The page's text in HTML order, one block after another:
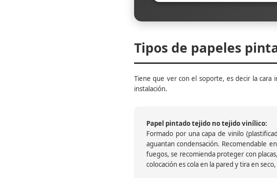
Tipos de papeles
Tiene que ver con el soporte, es decir la
instalación.
Papel pintado tejido no tejido vinílico:
Formado por una capa de vinilo
aguantan condensación. Recomendable
fuegos, se recomienda proteger con
colocación es cola en la pared y tira en